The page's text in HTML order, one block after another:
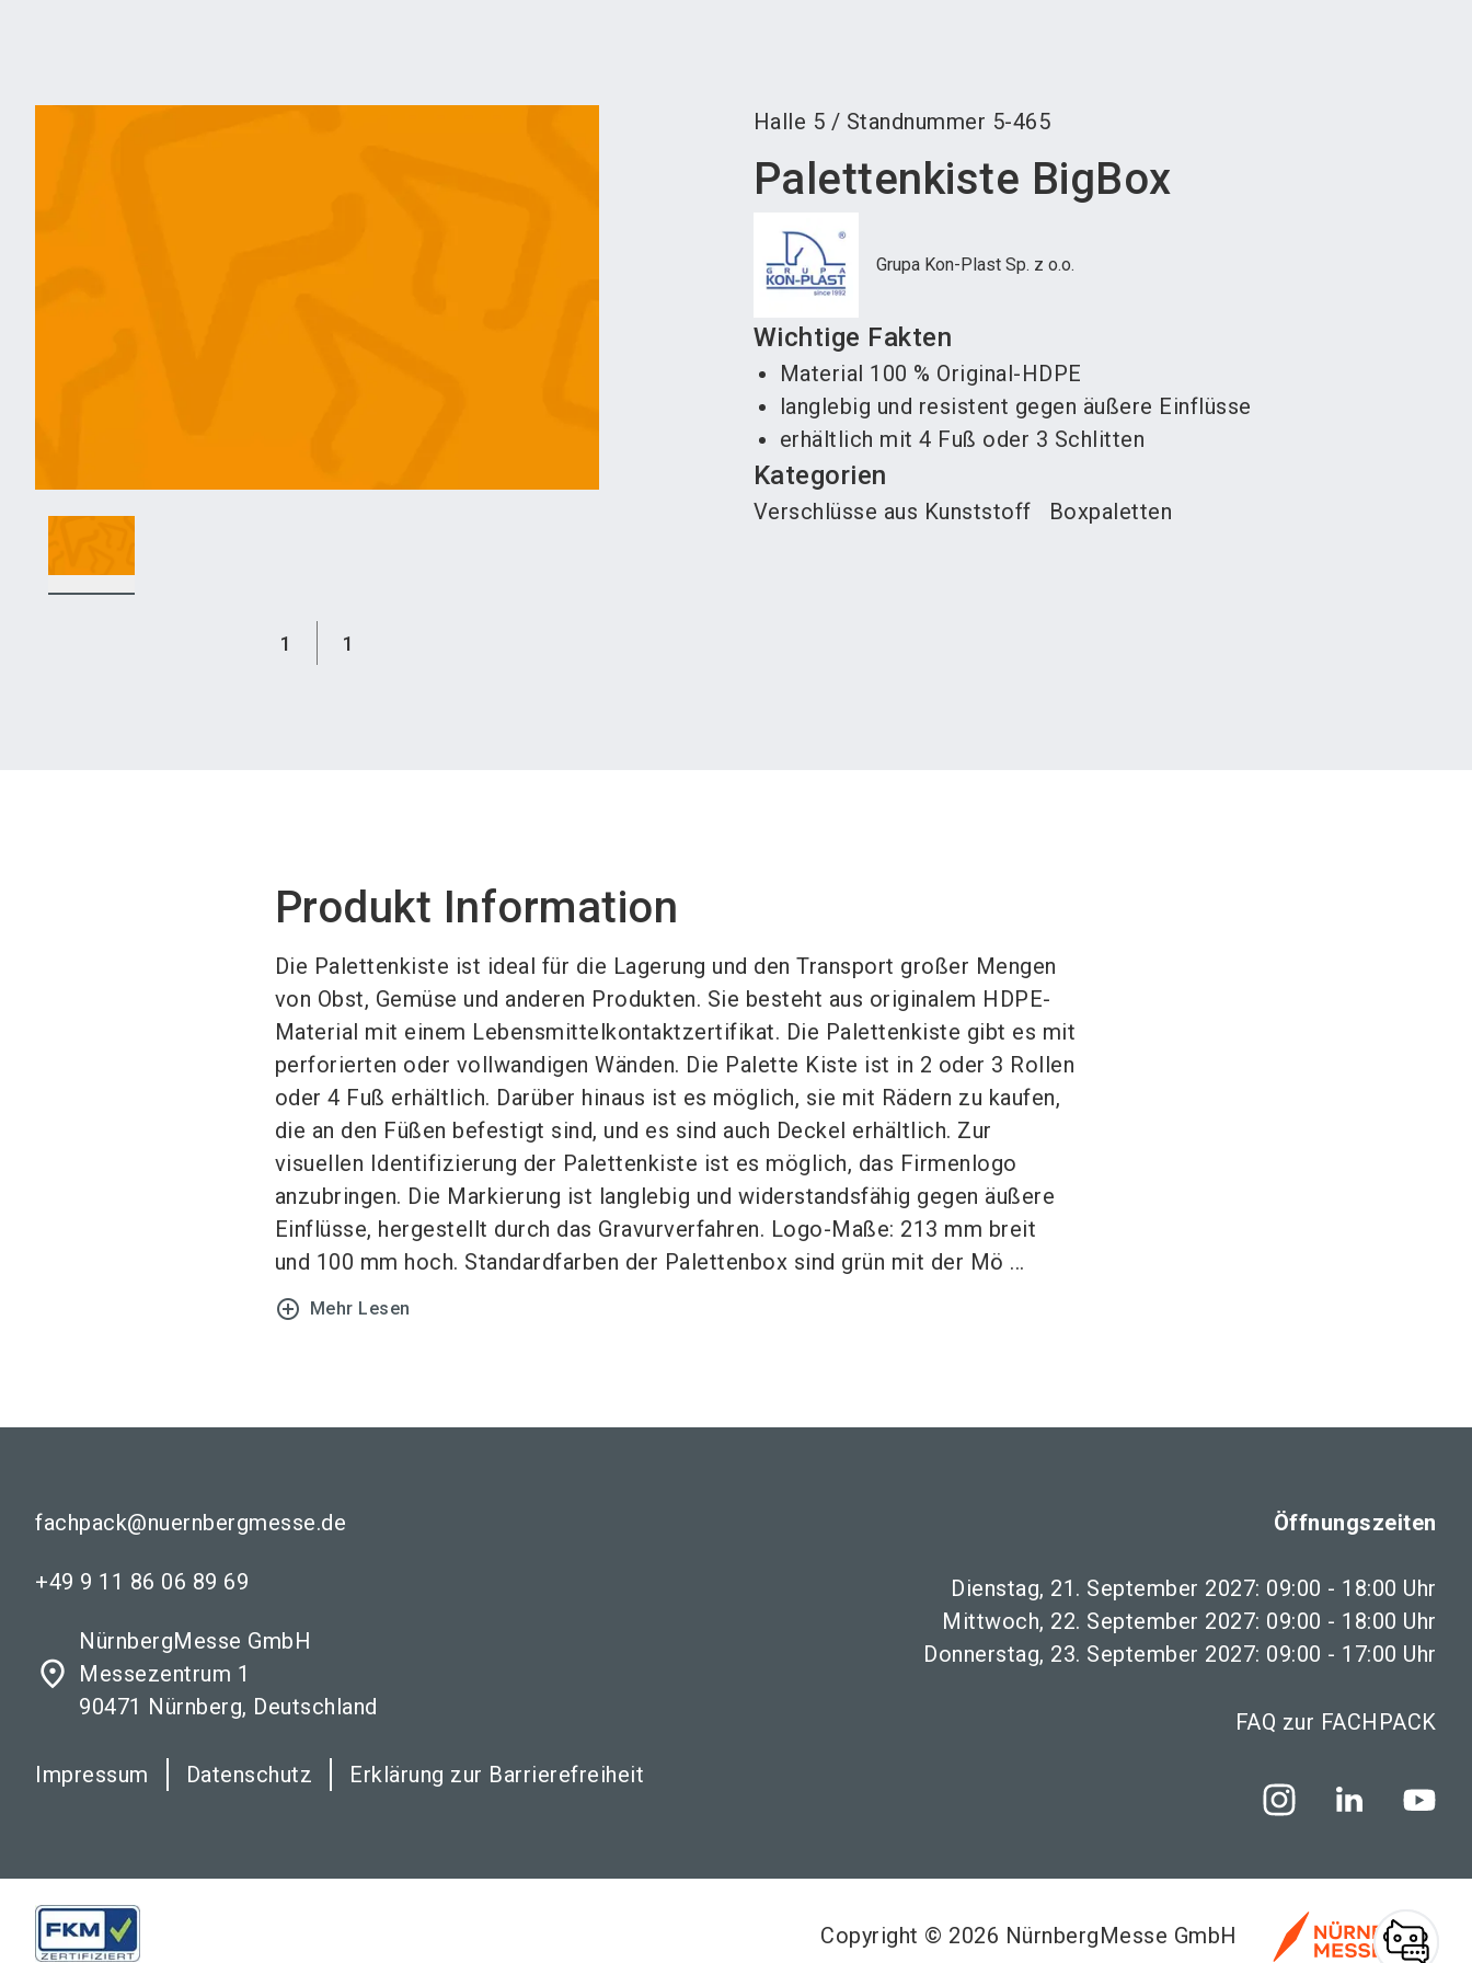
1 1
Halle 5 / Standnummer 5-465
Palettenkiste BigBox
Grupa Kon-Plast Sp. z o.o.
Wichtige Fakten
Material 100 % Original-HDPE
langlebig und resistent gegen äußere Einflüsse
erhältlich mit 4 Fuß oder 3 Schlitten
Kategorien
Verschlüsse aus Kunststoff Boxpaletten
Produkt Information
Die Palettenkiste ist ideal für die Lagerung und den Transport großer Mengen
von Obst, Gemüse und anderen Produkten. Sie besteht aus originalem HDPE-
Material mit einem Lebensmittelkontaktzertifikat. Die Palettenkiste gibt es mit
perforierten oder vollwandigen Wänden. Die Palette Kiste ist in 2 oder 3 Rollen
oder 4 Fuß erhältlich. Darüber hinaus ist es möglich, sie mit Rädern zu kaufen,
die an den Füßen befestigt sind, und es sind auch Deckel erhältlich. Zur
visuellen Identifizierung der Palettenkiste ist es möglich, das Firmenlogo
anzubringen. Die Markierung ist langlebig und widerstandsfähig gegen äußere
Einflüsse, hergestellt durch das Gravurverfahren. Logo-Maße: 213 mm breit
und 100 mm hoch. Standardfarben der Palettenbox sind grün mit der Mö ...
add_circle_outline
Mehr Lesen
fachpack@nuernbergmesse.de
+49 9 11 86 06 89 69
place
NürnbergMesse GmbH
Messezentrum 1
90471 Nürnberg, Deutschland
Impressum Datenschutz Erklärung zur Barrierefreiheit
Öffnungszeiten
Dienstag, 21. September 2027: 09:00 - 18:00 Uhr
Mittwoch, 22. September 2027: 09:00 - 18:00 Uhr
Donnerstag, 23. September 2027: 09:00 - 17:00 Uhr
FAQ zur FACHPACK
Copyright © 2026 NürnbergMesse GmbH